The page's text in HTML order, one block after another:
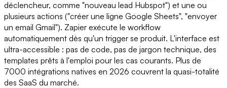
déclencheur, comme "nouveau lead Hubspot") et une ou
plusieurs actions ("créer une ligne Google Sheets", "envoyer
un email Gmail"). Zapier exécute le workflow
automatiquement dès qu'un trigger se produit. L'interface est
ultra-accessible : pas de code, pas de jargon technique, des
templates prêts à l'emploi pour les cas courants. Plus de
7000 intégrations natives en 2026 couvrent la quasi-totalité
des SaaS du marché.